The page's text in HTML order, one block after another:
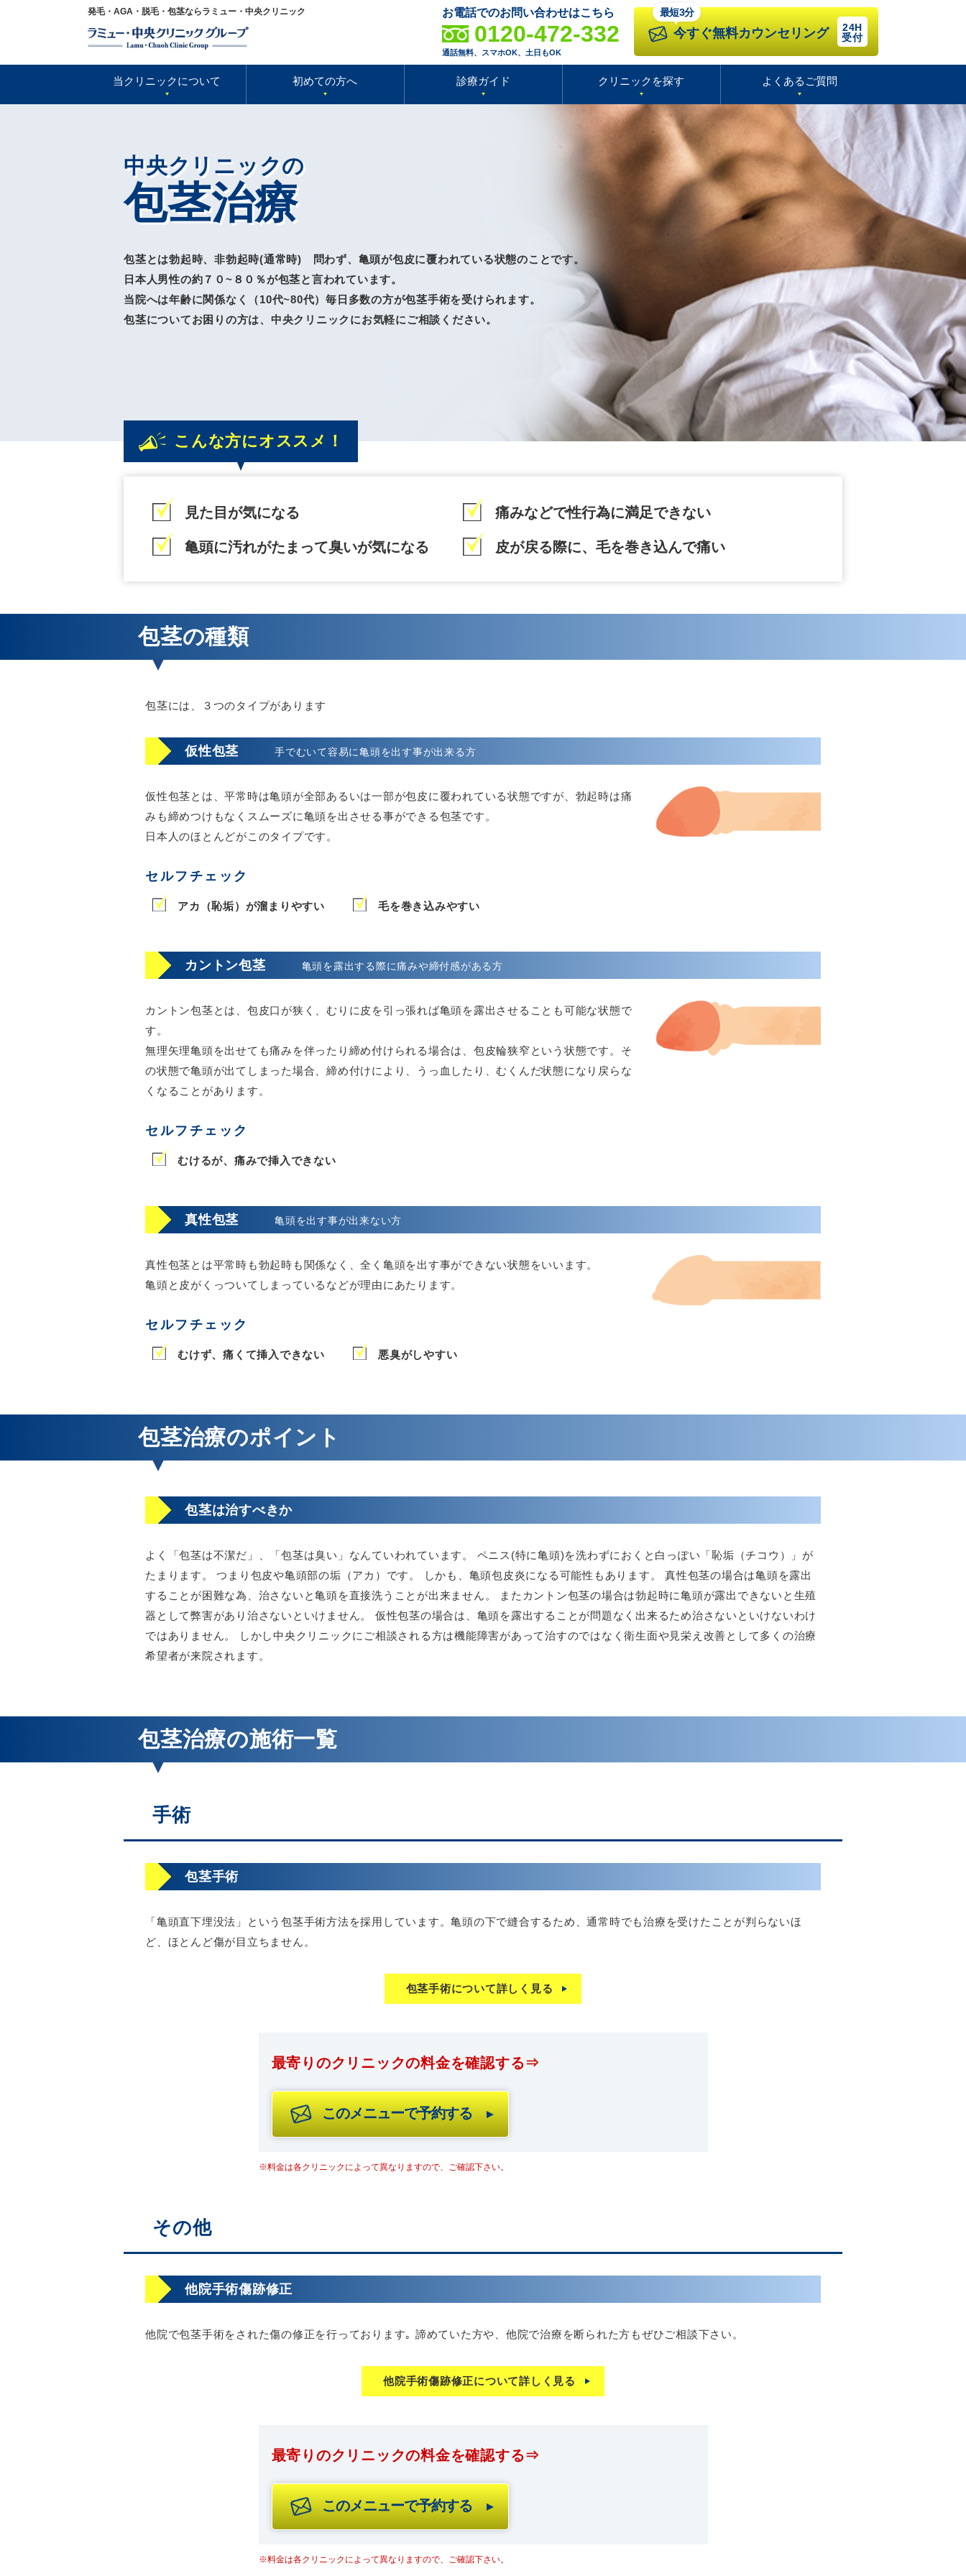
発毛・AGA・脱毛・包茎ならラミュー・中央クリニック お電話でのお問い合わせはこちら
0120-472-332
通話無料、スマホOK、土日もOK
最短3分
今すぐ無料カウンセリング
24H
受付
当クリニックについて 初めての方へ 診療ガイド クリニックを探す よくあるご質問
中央クリニックの
包茎治療
包茎とは勃起時、非勃起時(通常時) 問わず、亀頭が包皮に覆われている状態のことです。
日本人男性の約７０~８０％が包茎と言われています。
当院へは年齢に関係なく（10代~80代）毎日多数の方が包茎手術を受けられます。
包茎についてお困りの方は、中央クリニックにお気軽にご相談ください。
こんな方にオススメ！
見た目が気になる 痛みなどで性行為に満足できない
亀頭に汚れがたまって臭いが気になる 皮が戻る際に、毛を巻き込んで痛い
包茎の種類
包茎には、３つのタイプがあります
仮性包茎 手でむいて容易に亀頭を出す事が出来る方
仮性包茎とは、平常時は亀頭が全部あるいは一部が包皮に覆われている状態ですが、勃起時は痛
みも締めつけもなくスムーズに亀頭を出させる事ができる包茎です。
日本人のほとんどがこのタイプです。
セルフチェック
アカ（恥垢）が溜まりやすい 毛を巻き込みやすい
カントン包茎 亀頭を露出する際に痛みや締付感がある方
カントン包茎とは、包皮口が狭く、むりに皮を引っ張れば亀頭を露出させることも可能な状態で
す。
無理矢理亀頭を出せても痛みを伴ったり締め付けられる場合は、包皮輪狭窄という状態です。そ
の状態で亀頭が出てしまった場合、締め付けにより、うっ血したり、むくんだ状態になり戻らな
くなることがあります。
セルフチェック
むけるが、痛みで挿入できない
真性包茎 亀頭を出す事が出来ない方
真性包茎とは平常時も勃起時も関係なく、全く亀頭を出す事ができない状態をいいます。
亀頭と皮がくっついてしまっているなどが理由にあたります。
セルフチェック
むけず、痛くて挿入できない 悪臭がしやすい
包茎治療のポイント
包茎は治すべきか
よく「包茎は不潔だ」、「包茎は臭い」なんていわれています。 ペニス(特に亀頭)を洗わずにおくと白っぽい「恥垢（チコウ）」が
たまります。 つまり包皮や亀頭部の垢（アカ）です。 しかも、亀頭包皮炎になる可能性もあります。 真性包茎の場合は亀頭を露出
することが困難な為、治さないと亀頭を直接洗うことが出来ません。 またカントン包茎の場合は勃起時に亀頭が露出できないと生殖
器として弊害があり治さないといけません。 仮性包茎の場合は、亀頭を露出することが問題なく出来るため治さないといけないわけ
ではありません。 しかし中央クリニックにご相談される方は機能障害があって治すのではなく衛生面や見栄え改善として多くの治療
希望者が来院されます。
包茎治療の施術一覧
手術
包茎手術
「亀頭直下埋没法」という包茎手術方法を採用しています。亀頭の下で縫合するため、通常時でも治療を受けたことが判らないほ
ど、ほとんど傷が目立ちません。
包茎手術について詳しく見る
最寄りのクリニックの料金を確認する⇒
このメニューで予約する
※料金は各クリニックによって異なりますので、ご確認下さい。
その他
他院手術傷跡修正
他院で包茎手術をされた傷の修正を行っております｡ 諦めていた方や、他院で治療を断られた方もぜひご相談下さい。
他院手術傷跡修正について詳しく見る
最寄りのクリニックの料金を確認する⇒
このメニューで予約する
※料金は各クリニックによって異なりますので、ご確認下さい。